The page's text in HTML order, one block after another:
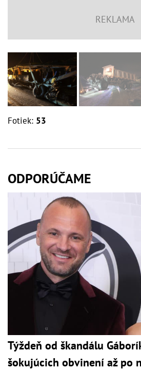
Fotiek: 53
ODPORÚČAME
Týždeň od škandálu
šokujúcich obvinení až po